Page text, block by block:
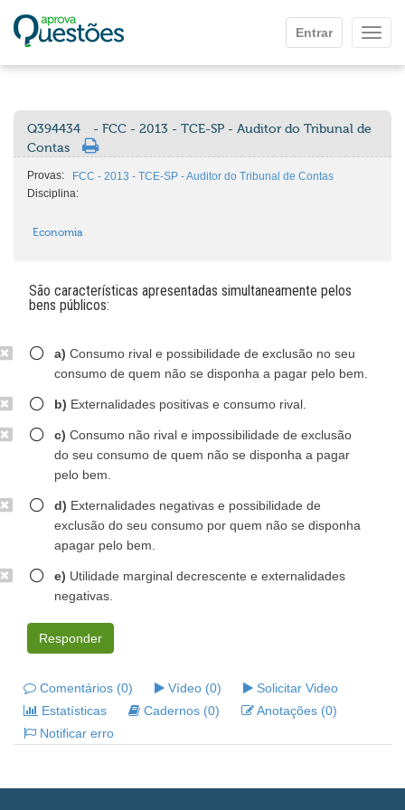
Entrar
Q394434
- FCC - 2013 - TCE-SP - Auditor do Tribunal de
Contas
Provas:
FCC - 2013 - TCE-SP - Auditor do Tribunal de Contas
Disciplina:
Economia
São características apresentadas simultaneamente pelos
bens públicos:
a) Consumo rival e possibilidade de exclusão no seu
consumo de quem não se disponha a pagar pelo bem.
b) Externalidades positivas e consumo rival.
c) Consumo não rival e impossibilidade de exclusão
do seu consumo de quem não se disponha a pagar
pelo bem.
d) Externalidades negativas e possibilidade de
exclusão do seu consumo por quem não se disponha
apagar pelo bem.
e) Utilidade marginal decrescente e externalidades
negativas.
Responder
Comentários (0) Vídeo (0)
Solicitar Video
Estatísticas
Cadernos (0)
Anotações (0)
Notificar erro